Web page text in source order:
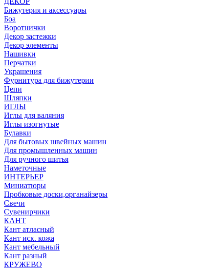
Бижутерия и аксессуары
Боа
Воротнички
Декор застежки
Декор элементы
Нашивки
Перчатки
Украшения
Фурнитура для бижутерии
Цепи
Шляпки
ИГЛЫ
Иглы для валяния
Иглы изогнутые
Булавки
Для бытовых швейных машин
Для промышленных машин
Для ручного шитья
Наметочные
ИНТЕРЬЕР
Миниатюры
Пробковые доски,органайзеры
Свечи
Сувенирчики
КАНТ
Кант атласный
Кант иск. кожа
Кант мебельный
Кант разный
КРУЖЕВО